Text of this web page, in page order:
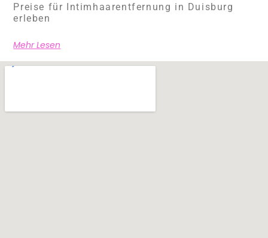
Preise für Intimhaarentfernung in Duisburg
erleben
Mehr Lesen